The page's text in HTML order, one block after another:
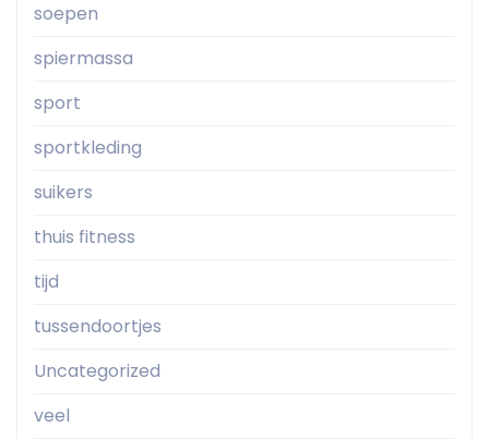
soepen
spiermassa
sport
sportkleding
suikers
thuis fitness
tijd
tussendoortjes
Uncategorized
veel